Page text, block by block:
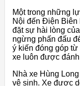
Một trong những
Nội đến Điện Biên
đặt sự hài lòng
ngừng phấn đấu
ý kiến đóng góp
xe luôn được
Nhà xe Hùng
vệ sinh. Xe được